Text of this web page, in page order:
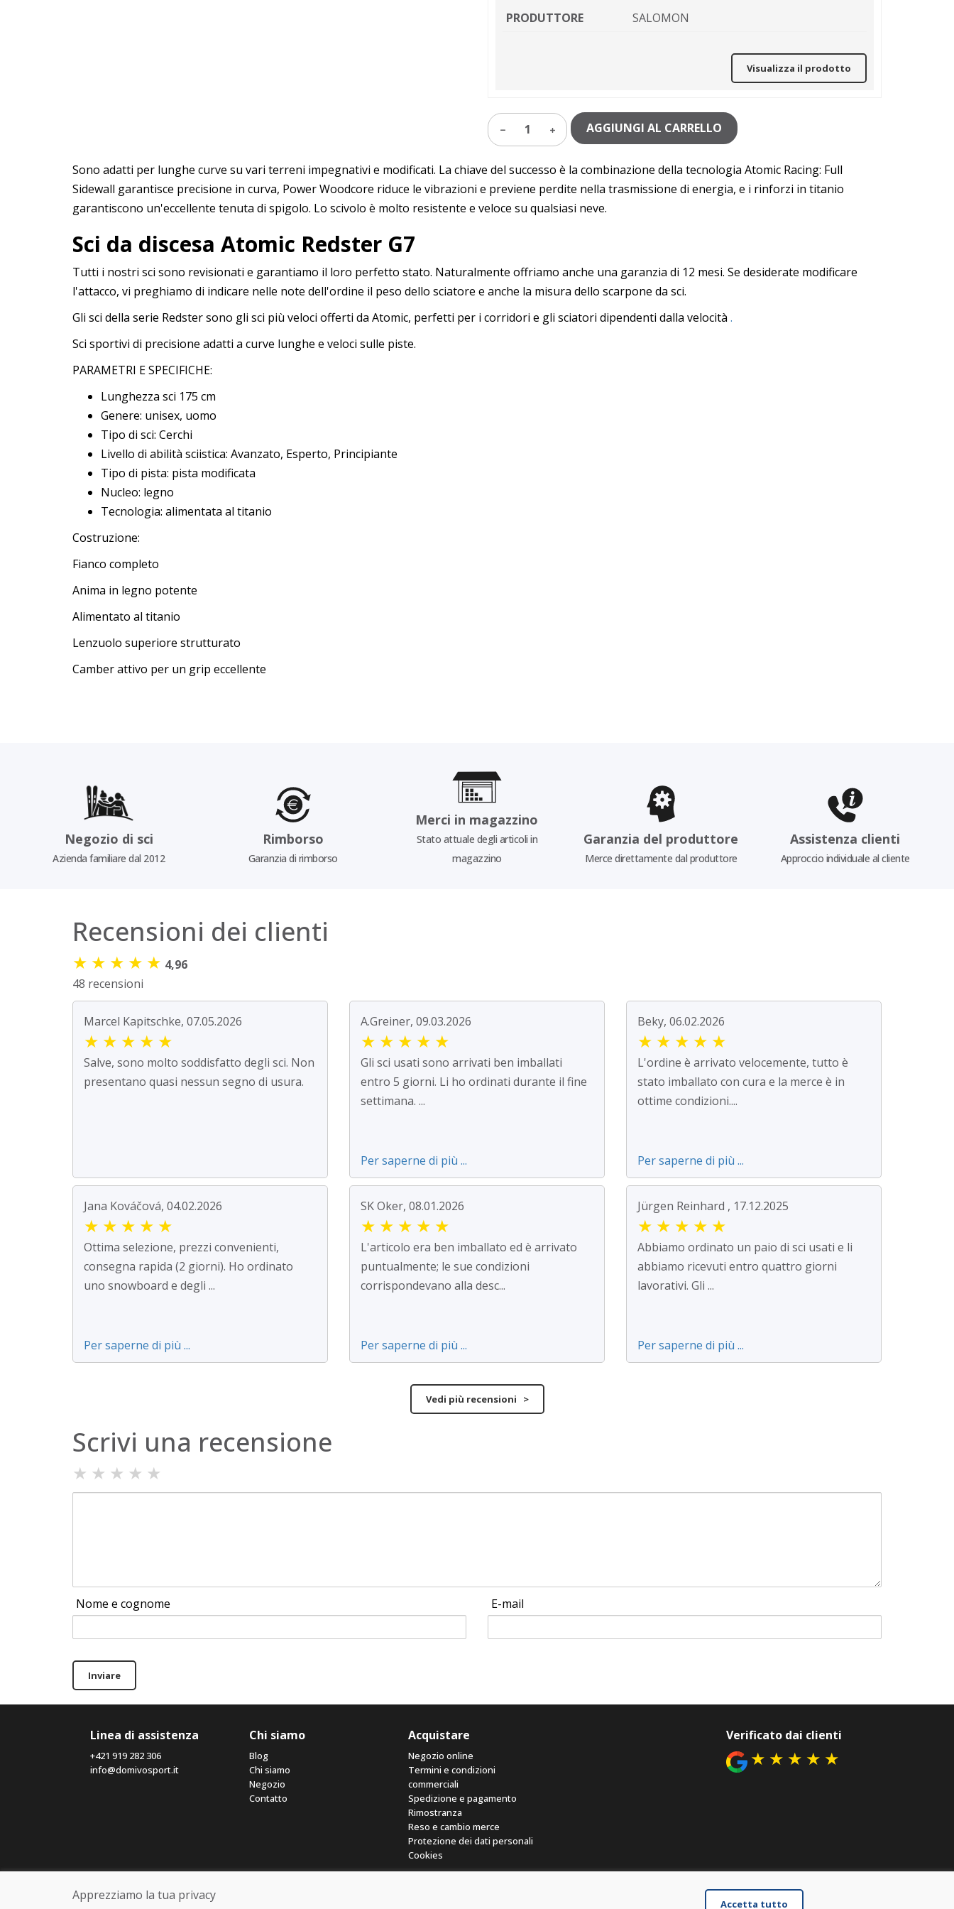
PRODUTTORE SALOMON
Visualizza il prodotto
1 AGGIUNGI AL CARRELLO
Sono adatti per lunghe curve su vari terreni impegnativi e modificati. La chiave del successo è la combinazione della tecnologia Atomic Racing: Full
Sidewall garantisce precisione in curva, Power Woodcore riduce le vibrazioni e previene perdite nella trasmissione di energia, e i rinforzi in titanio
garantiscono un'eccellente tenuta di spigolo. Lo scivolo è molto resistente e veloce su qualsiasi neve.
Sci da discesa Atomic Redster G7
Tutti i nostri sci sono revisionati e garantiamo il loro perfetto stato. Naturalmente offriamo anche una garanzia di 12 mesi. Se desiderate modificare
l'attacco, vi preghiamo di indicare nelle note dell'ordine il peso dello sciatore e anche la misura dello scarpone da sci.
Gli sci della serie Redster sono gli sci più veloci offerti da Atomic, perfetti per i corridori e gli sciatori dipendenti dalla velocità .
Sci sportivi di precisione adatti a curve lunghe e veloci sulle piste.
PARAMETRI E SPECIFICHE:
Lunghezza sci 175 cm
Genere: unisex, uomo
Tipo di sci: Cerchi
Livello di abilità sciistica: Avanzato, Esperto, Principiante
Tipo di pista: pista modificata
Nucleo: legno
Tecnologia: alimentata al titanio
Costruzione:
Fianco completo
Anima in legno potente
Alimentato al titanio
Lenzuolo superiore strutturato
Camber attivo per un grip eccellente
Negozio di sci
Azienda familiare dal 2012
Rimborso
Garanzia di rimborso
Merci in magazzino
Stato attuale degli articoli in
magazzino
Garanzia del produttore
Merce direttamente dal produttore
Assistenza clienti
Approccio individuale al cliente
Recensioni dei clienti
★ ★ ★ ★ ★ 4,96
48 recensioni
Marcel Kapitschke, 07.05.2026
★ ★ ★ ★ ★
Salve, sono molto soddisfatto degli sci. Non
presentano quasi nessun segno di usura.
A.Greiner, 09.03.2026
★ ★ ★ ★ ★
Gli sci usati sono arrivati ben imballati
entro 5 giorni. Li ho ordinati durante il fine
settimana. ...
Per saperne di più ...
Beky, 06.02.2026
★ ★ ★ ★ ★
L'ordine è arrivato velocemente, tutto è
stato imballato con cura e la merce è in
ottime condizioni....
Per saperne di più ...
Jana Kováčová, 04.02.2026
★ ★ ★ ★ ★
Ottima selezione, prezzi convenienti,
consegna rapida (2 giorni). Ho ordinato
uno snowboard e degli ...
Per saperne di più ...
SK Oker, 08.01.2026
★ ★ ★ ★ ★
L'articolo era ben imballato ed è arrivato
puntualmente; le sue condizioni
corrispondevano alla desc...
Per saperne di più ...
Jürgen Reinhard , 17.12.2025
★ ★ ★ ★ ★
Abbiamo ordinato un paio di sci usati e li
abbiamo ricevuti entro quattro giorni
lavorativi. Gli ...
Per saperne di più ...
Vedi più recensioni >
Scrivi una recensione
★ ★ ★ ★ ★
Nome e cognome E-mail
Inviare
Linea di assistenza
+421 919 282 306
info@domivosport.it
Chi siamo
Blog
Chi siamo
Negozio
Contatto
Acquistare
Negozio online
Termini e condizioni
commerciali
Spedizione e pagamento
Rimostranza
Reso e cambio merce
Protezione dei dati personali
Cookies
Verificato dai clienti
★ ★ ★ ★ ★
Apprezziamo la tua privacy
Accetta tutto